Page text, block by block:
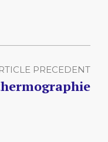
PRECEDENT